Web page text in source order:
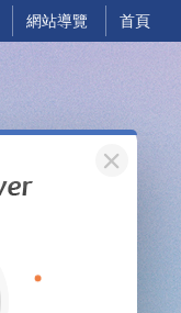
網站導覽 首頁
關閉